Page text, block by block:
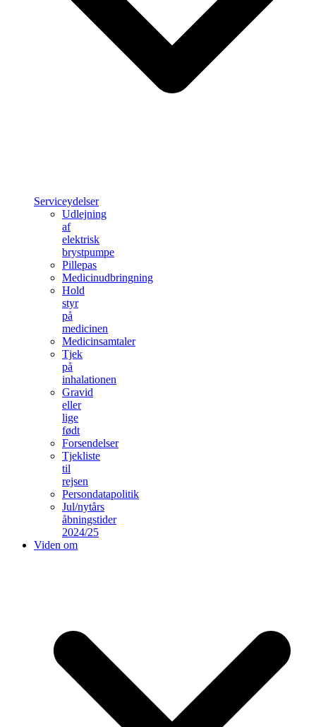
Serviceydelser
Udlejning
af
elektrisk
brystpumpe
Pillepas
Medicinudbringning
Hold
styr
på
medicinen
Medicinsamtaler
Tjek
på
inhalationen
Gravid
eller
lige
født
Forsendelser
Tjekliste
til
rejsen
Persondatapolitik
Jul/nytårs
åbningstider
2024/25
Viden om